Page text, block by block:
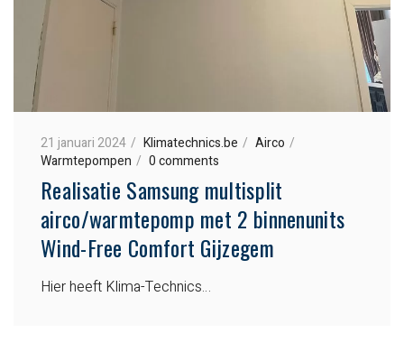
21 januari 2024 Klimatechnics.be
Airco
Warmtepompen
0 comments
Realisatie Samsung multisplit
airco/warmtepomp met 2 binnenunits
Wind-Free Comfort Gijzegem
Hier heeft Klima-Technics…